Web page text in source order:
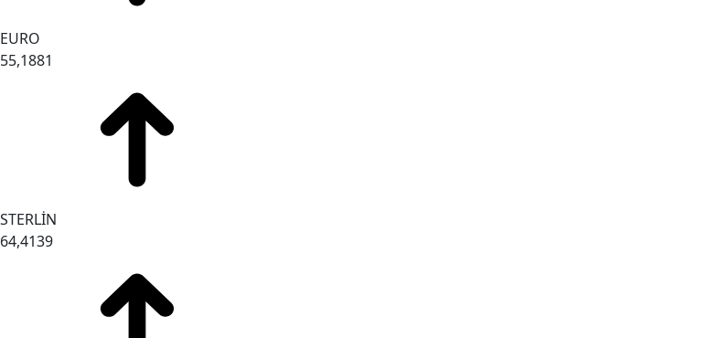
EURO
55,1881
STERLİN
64,4139